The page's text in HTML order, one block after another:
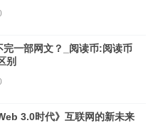
完一部网文？_阅读币:阅读币
别
3.0时代》互联网的新未来